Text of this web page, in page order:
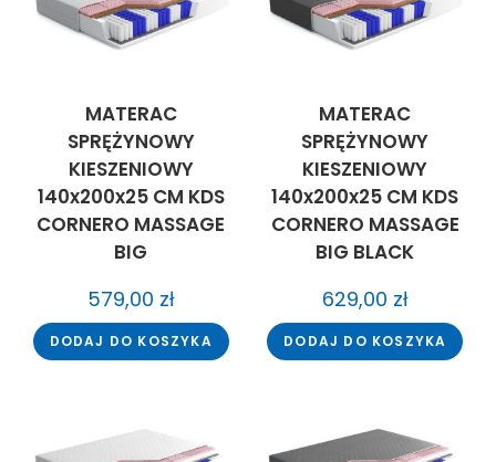
MATERAC
SPRĘŻYNOWY
KIESZENIOWY
140x200x25 CM KDS
CORNERO MASSAGE
BIG
579,00 zł
DODAJ DO KOSZYKA
MATERAC
SPRĘŻYNOWY
KIESZENIOWY
140x200x25 CM KDS
CORNERO MASSAGE
BIG BLACK
629,00 zł
DODAJ DO KOSZYKA